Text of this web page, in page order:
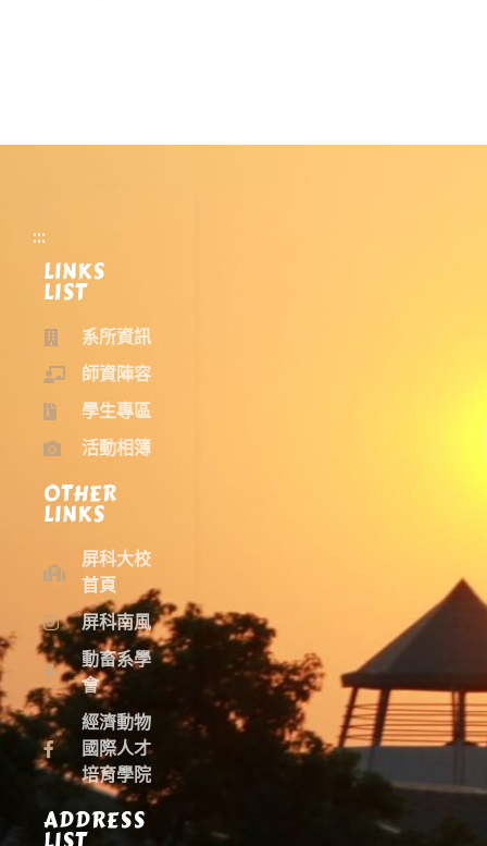
:::
LINKS
LIST
系所資訊
師資陣容
學生專區
活動相簿
OTHER
LINKS
屏科大校
首頁
屏科南風
動畜系學
會
經濟動物
國際人才
培育學院
ADDRESS